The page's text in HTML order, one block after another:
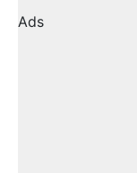
Ads